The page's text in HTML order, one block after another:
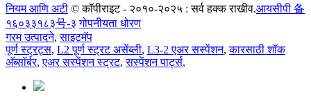
नियम आणि अटी © कॉपीराइट - २०१०-२०२५ : सर्व हक्क राखीव.आयसीपी 备
१६०३३१८३号-३ गोपनीयता धोरण
गरम उत्पादने,साइटमॅप
पूर्ण स्ट्रट्स, L2 पूर्ण स्ट्रट असेंब्ली, L3-2 एअर सस्पेंशन,कारसाठी शॉक
अ‍ॅब्सॉर्बर,एअर सस्पेंशन स्ट्रट,सस्पेंशन पार्ट्स,